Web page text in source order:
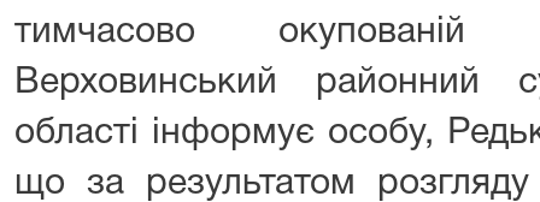
тимчасово окупованій
Верховинський районний
області інформує особу,
що за результатом